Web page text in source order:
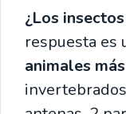
¿Los
respuesta es
animales